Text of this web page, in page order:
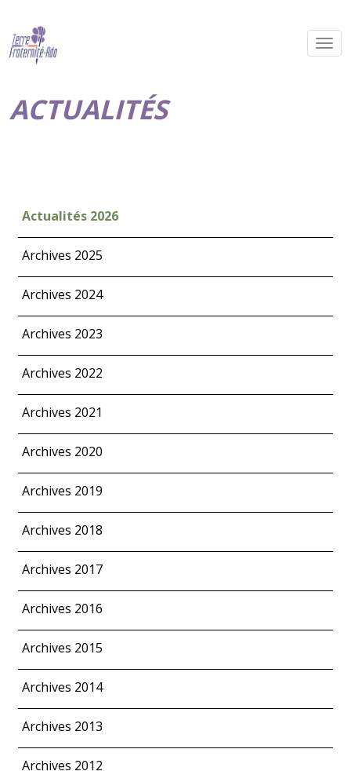
ACTUALITÉS
Actualités 2026
Archives 2025
Archives 2024
Archives 2023
Archives 2022
Archives 2021
Archives 2020
Archives 2019
Archives 2018
Archives 2017
Archives 2016
Archives 2015
Archives 2014
Archives 2013
Archives 2012